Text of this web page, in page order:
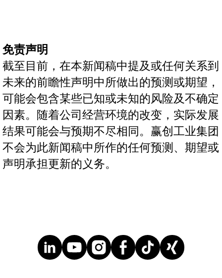
免责声明
截至目前，在本新闻稿中提及或任何关系到
未来的前瞻性声明中所做出的预测或期望，
可能会包含某些已知或未知的风险及不确定
因素。随着公司经营环境的改变，实际发展
结果可能会与预期不尽相同。赢创工业集团
不会为此新闻稿中所作的任何预测、期望或
声明承担更新的义务。